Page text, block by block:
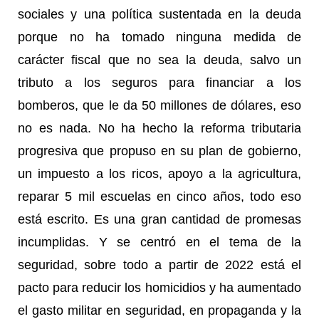
sociales y una política sustentada en la deuda
porque no ha tomado ninguna medida de
carácter fiscal que no sea la deuda, salvo un
tributo a los seguros para financiar a los
bomberos, que le da 50 millones de dólares, eso
no es nada. No ha hecho la reforma tributaria
progresiva que propuso en su plan de gobierno,
un impuesto a los ricos, apoyo a la agricultura,
reparar 5 mil escuelas en cinco años, todo eso
está escrito. Es una gran cantidad de promesas
incumplidas. Y se centró en el tema de la
seguridad, sobre todo a partir de 2022 está el
pacto para reducir los homicidios y ha aumentado
el gasto militar en seguridad, en propaganda y la